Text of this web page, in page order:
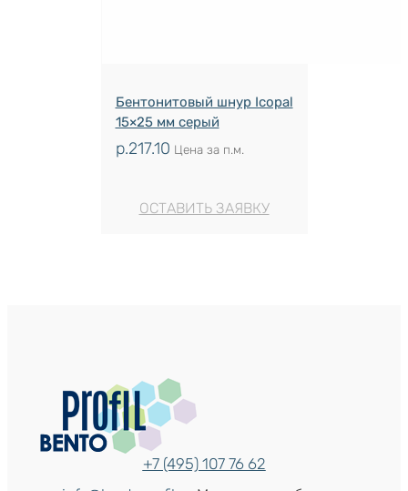
Бентонитовый шнур Icopal
15×25 мм серый
р.217.10 Цена за п.м.
ОСТАВИТЬ ЗАЯВКУ
+7 (495) 107 76 62